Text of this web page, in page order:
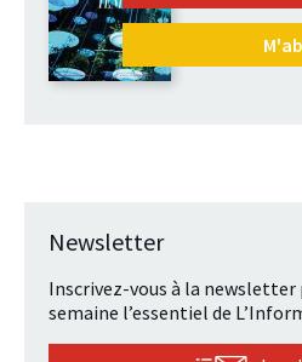
Newsletter
Inscrivez-vous à la newsletter
semaine l’essentiel de